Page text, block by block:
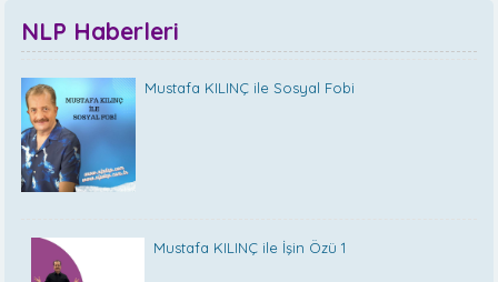
NLP Haberleri
Mustafa KILINÇ ile Sosyal Fobi
Mustafa KILINÇ ile İşin Özü 1